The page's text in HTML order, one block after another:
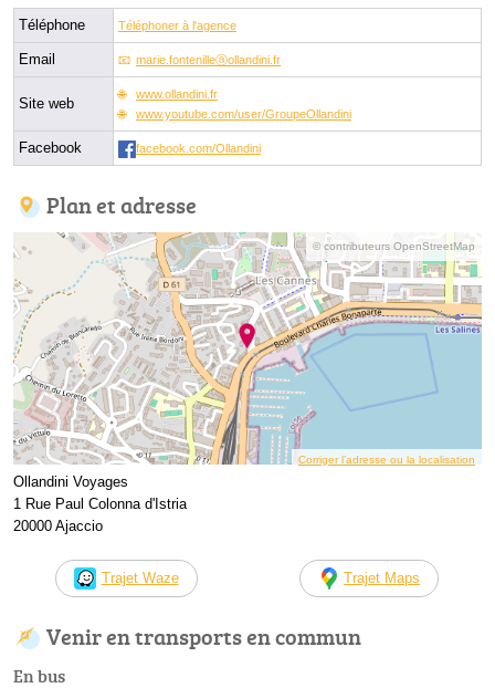
Téléphone Téléphoner à l'agence
Email marie.fontenilleⓐollandini.fr
Site web
www.ollandini.fr
www.youtube.com/user/GroupeOllandini
Facebook facebook.com/Ollandini
Plan et adresse
© contributeurs OpenStreetMap
Corriger l’adresse ou la localisation
Ollandini Voyages
1 Rue Paul Colonna d'Istria
20000 Ajaccio
Trajet Waze Trajet Maps
Venir en transports en commun
En bus